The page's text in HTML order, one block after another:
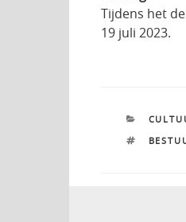
Tijdens het
19 juli 2023.
TAGS